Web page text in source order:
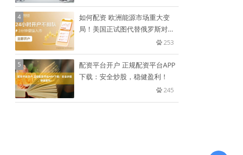
4
如何配资 欧洲能源市场重大变
局！美国正试图代替俄罗斯对欧
253
5
配资平台开户 正规配资平台APP
下载：安全炒股，稳健盈利！
245